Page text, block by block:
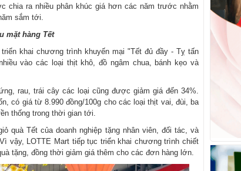
chia ra nhiều phân khúc giá hơn các năm trước nhằm
sắm tới.
mặt hàng Tết
khai chương trình khuyến mại "Tết đủ đầy - Tỵ tấn
vào các loại thịt khô, đồ ngâm chua, bánh kẹo và
rau, trái cây các loại cũng được giảm giá đến 34%.
có giá từ 8.990 đồng/100g cho các loại thịt vai, đùi, ba
thống trong thời gian tới.
quà Tết của doanh nghiệp tặng nhân viên, đối tác, và
vậy, LOTTE Mart tiếp tục triển khai chương trình chiết
tặng, đồng thời giảm giá thêm cho các đơn hàng lớn.